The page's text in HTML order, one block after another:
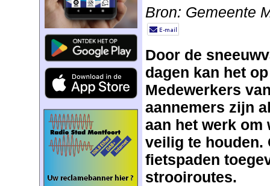
Bron: Gemeente
Door de
dagen kan het
Medewerkers
aannemers zijn
aan het werk om
veilig te houden.
fietspaden
strooiroutes.